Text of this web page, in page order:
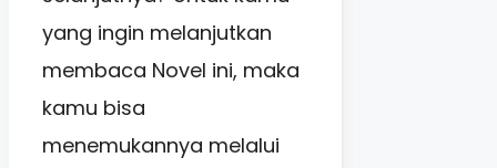
yang ingin melanjutkan
membaca Novel ini, maka
kamu bisa
menemukannya melalui